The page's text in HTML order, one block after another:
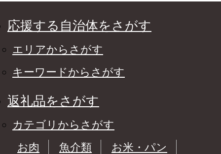
ご自宅用 箱入り 旬 皮
砂糖漬け はちみつ漬
グルト 朝食 高知県 香
応援する自治体をさがす
エリアからさがす
キーワードからさがす
返礼品をさがす
カテゴリからさがす
お肉
魚介類
お米・パン